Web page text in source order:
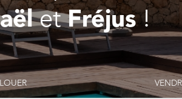
etFréjus!
LOUER